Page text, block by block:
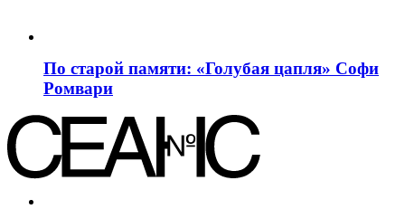
По старой памяти: «Голубая цапля» Софи
Ромвари